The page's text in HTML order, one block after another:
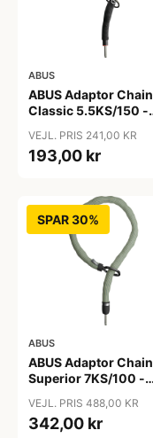
ABUS
ABUS Adaptor Chain
Classic 5.5KS/150 -
VEJL. PRIS 241,00 KR
193,00 kr
SPAR 30%
ABUS
ABUS Adaptor Chain
Superior 7KS/100 -
Green
VEJL. PRIS 488,00 KR
342,00 kr